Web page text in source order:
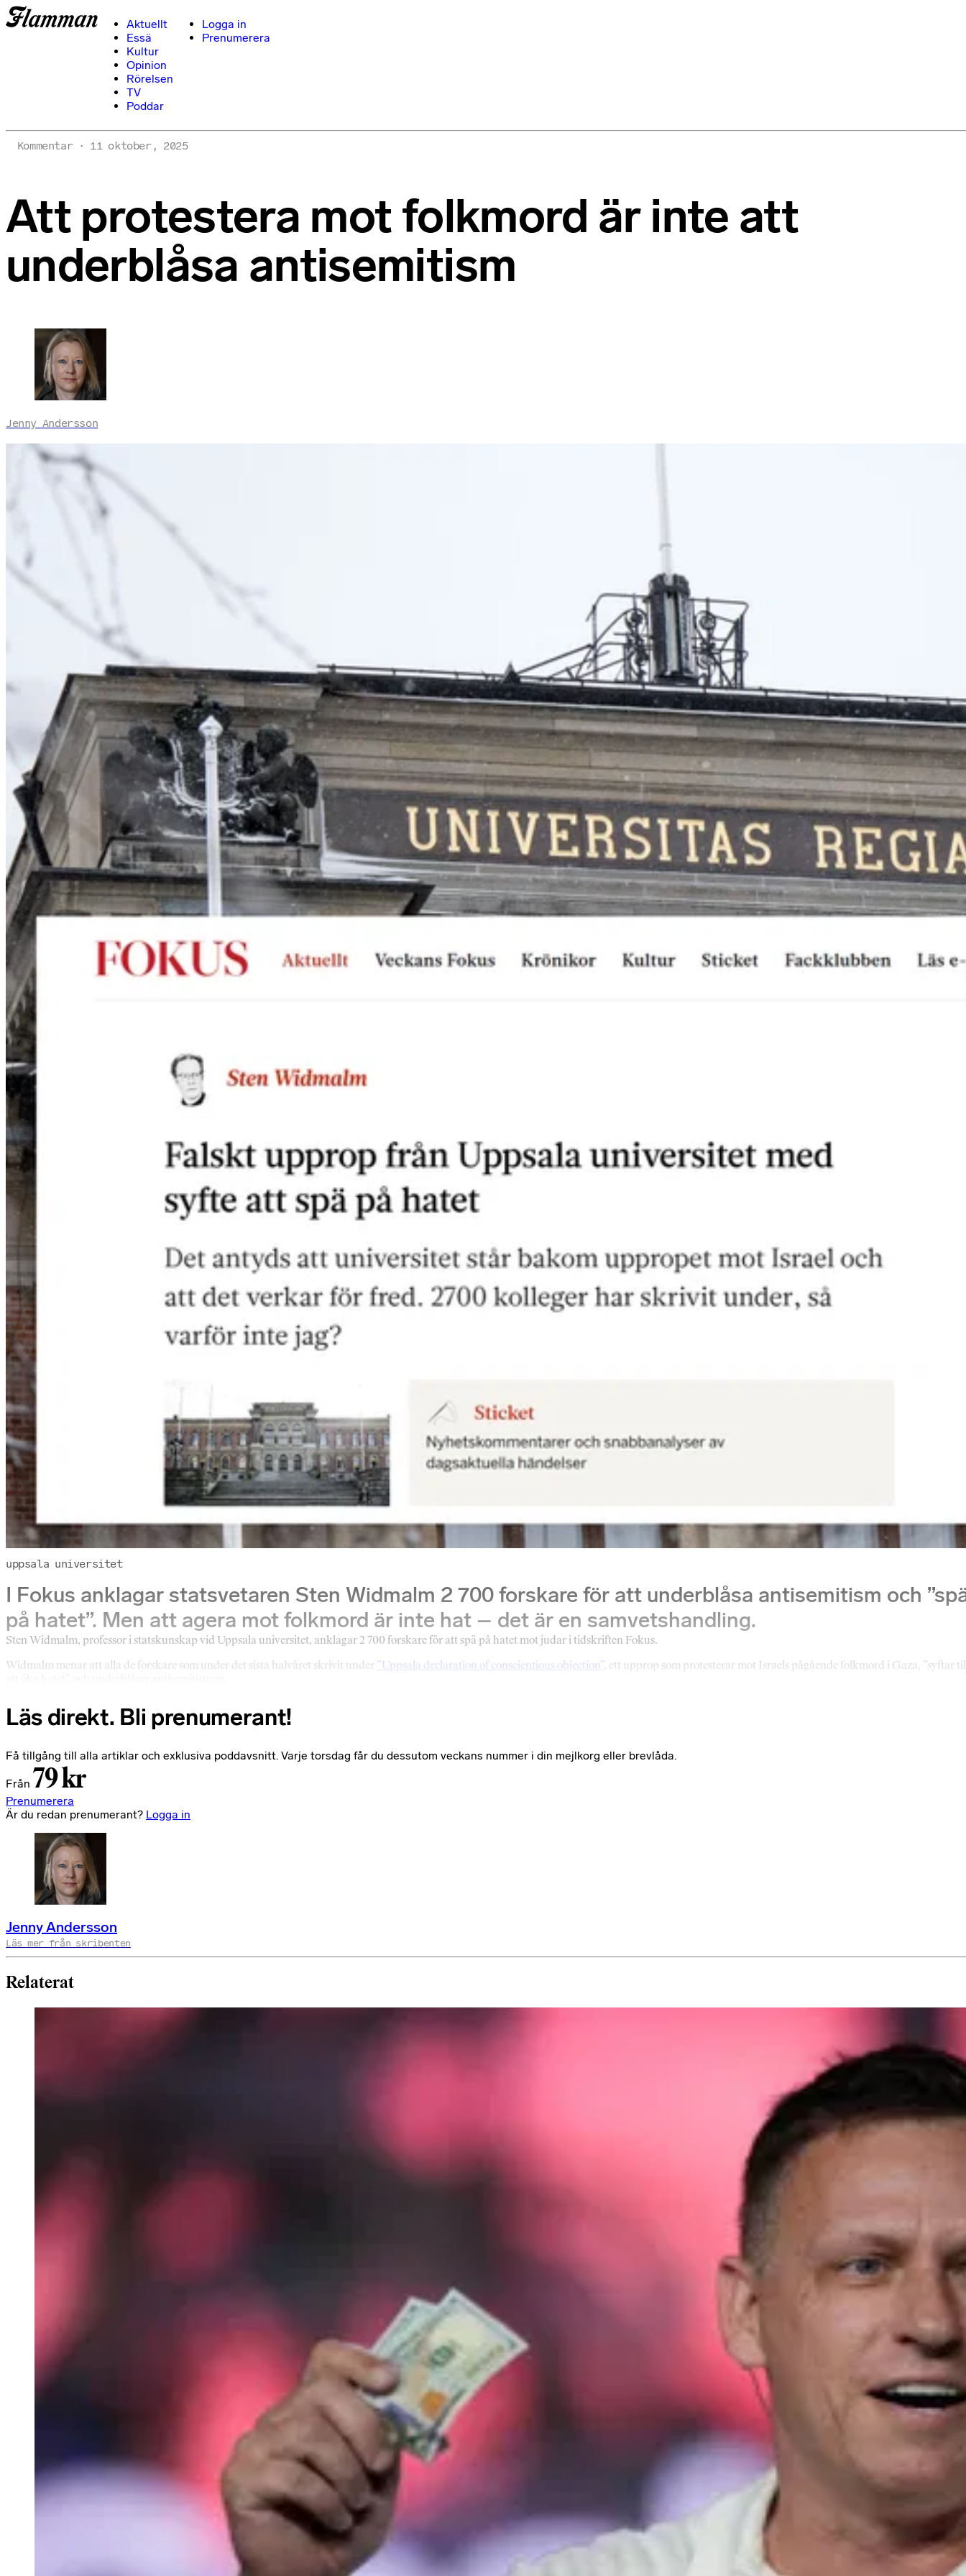
Aktuellt
Essä
Kultur
Opinion
Rörelsen
TV
Poddar
Logga in
Prenumerera
Kommentar 11 oktober, 2025
Att protestera mot folkmord är inte att
underblåsa antisemitism
Jenny Andersson
uppsala universitet
I Fokus anklagar statsvetaren Sten Widmalm 2 700 forskare för att underblåsa antisemitism och
på hatet”. Men att agera mot folkmord är inte hat – det är en samvetshandling.
Sten Widmalm, professor i statskunskap vid Uppsala universitet, anklagar 2 700 forskare för att spä på hatet mot judar i tidskriften Fokus.
Widmalm menar att alla de forskare som under det sista halvåret skrivit under ”Uppsala declaration of conscientious objection”, ett upprop som protesterar mot Israels pågående folkmord i Gaza, ”syftar
Läs direkt. Bli prenumerant!
Få tillgång till alla artiklar och exklusiva poddavsnitt. Varje torsdag får du dessutom veckans nummer i din mejlkorg eller brevlåda.
Från 79 kr
Prenumerera
Är du redan prenumerant? Logga in
Jenny Andersson
Läs mer från skribenten
Relaterat